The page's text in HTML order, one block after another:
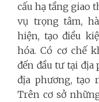
cấu hạ tầng giao
vụ trọng tâm,
hiện, tạo điều
hóa. Có cơ chế
đến đầu tư tại địa
địa phương, tạo
Trên cơ sở